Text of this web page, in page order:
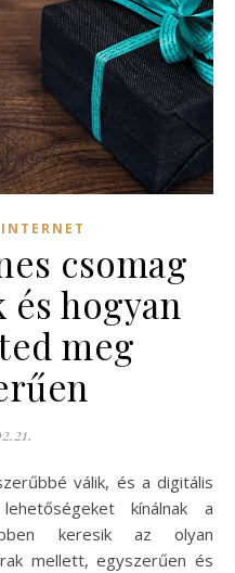
INTERNET
csomag
hogyan
meg
kínálnak a
keresik az olyan
mellett, egyszerűen és